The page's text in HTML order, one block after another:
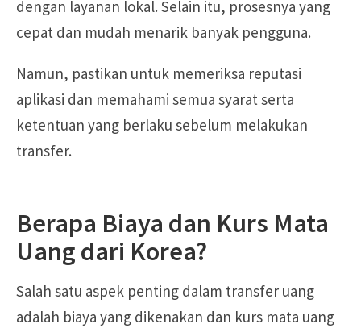
dengan layanan lokal. Selain itu, prosesnya yang
cepat dan mudah menarik banyak pengguna.
Namun, pastikan untuk memeriksa reputasi
aplikasi dan memahami semua syarat serta
ketentuan yang berlaku sebelum melakukan
transfer.
Berapa Biaya dan Kurs Mata
Uang dari Korea?
Salah satu aspek penting dalam transfer uang
adalah biaya yang dikenakan dan kurs mata uang